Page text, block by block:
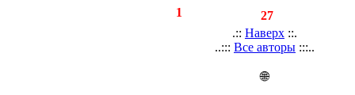
1
27
.:: Наверх ::.
..::: Все авторы :::..
🌐